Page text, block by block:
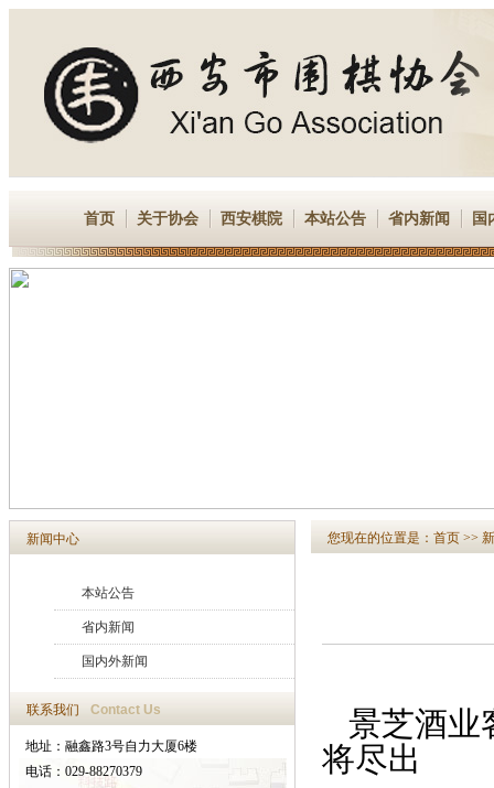
首页 关于协会 西安棋院 本站公告 省内新闻 国
新闻中心
本站公告
省内新闻
国内外新闻
联系我们 Contact Us
地址：融鑫路3号自力大厦6楼
电话：029-88270379
您现在的位置是： 首页 >>
景芝酒业
将尽出